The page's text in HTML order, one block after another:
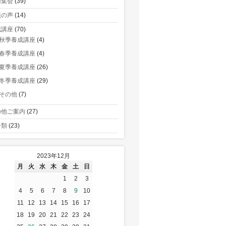
声 (14)
座 (70)
季養成講座 (4)
季養成講座 (4)
夏季養成講座 (26)
季養成講座 (29)
その他 (7)
ご案内 (27)
(23)
2023年12月
月
火 水 木 金 土
日
1
2
3
4
5 6 7 8 9
10
11
12 13 14 15 16
17
18
19 20 21 22 23
24